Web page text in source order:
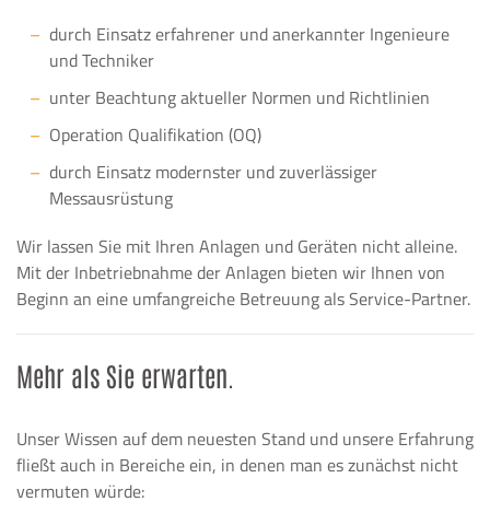
durch Einsatz erfahrener und anerkannter Ingenieure
und Techniker
unter Beachtung aktueller Normen und Richtlinien
Operation Qualifikation (OQ)
durch Einsatz modernster und zuverlässiger
Messausrüstung
Wir lassen Sie mit Ihren Anlagen und Geräten nicht alleine.
Mit der Inbetriebnahme der Anlagen bieten wir Ihnen von
Beginn an eine umfangreiche Betreuung als Service-Partner.
Mehr als Sie erwarten.
Unser Wissen auf dem neuesten Stand und unsere Erfahrung
fließt auch in Bereiche ein, in denen man es zunächst nicht
vermuten würde: